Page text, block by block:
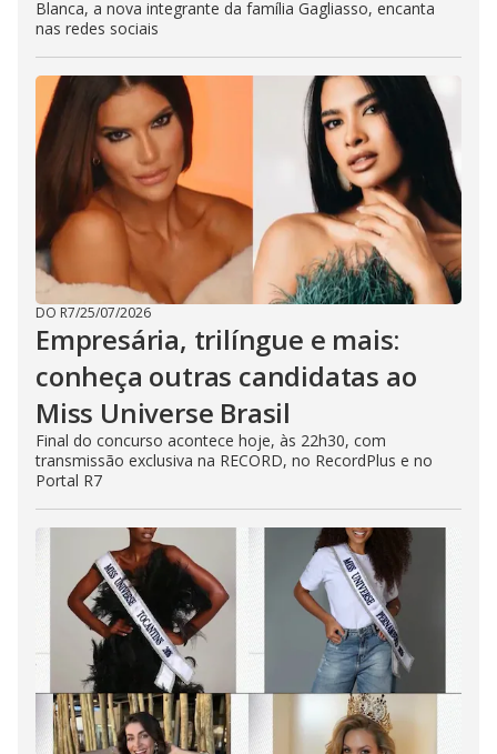
Blanca, a nova integrante da família Gagliasso, encanta
nas redes sociais
DO R7/25/07/2026
Empresária, trilíngue e mais:
conheça outras candidatas ao
Miss Universe Brasil
Final do concurso acontece hoje, às 22h30, com
transmissão exclusiva na RECORD, no RecordPlus e no
Portal R7